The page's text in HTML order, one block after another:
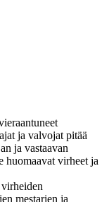
ja valvojat pitää
ja vastaavan
huomaavat virheet ja
mestarien ja